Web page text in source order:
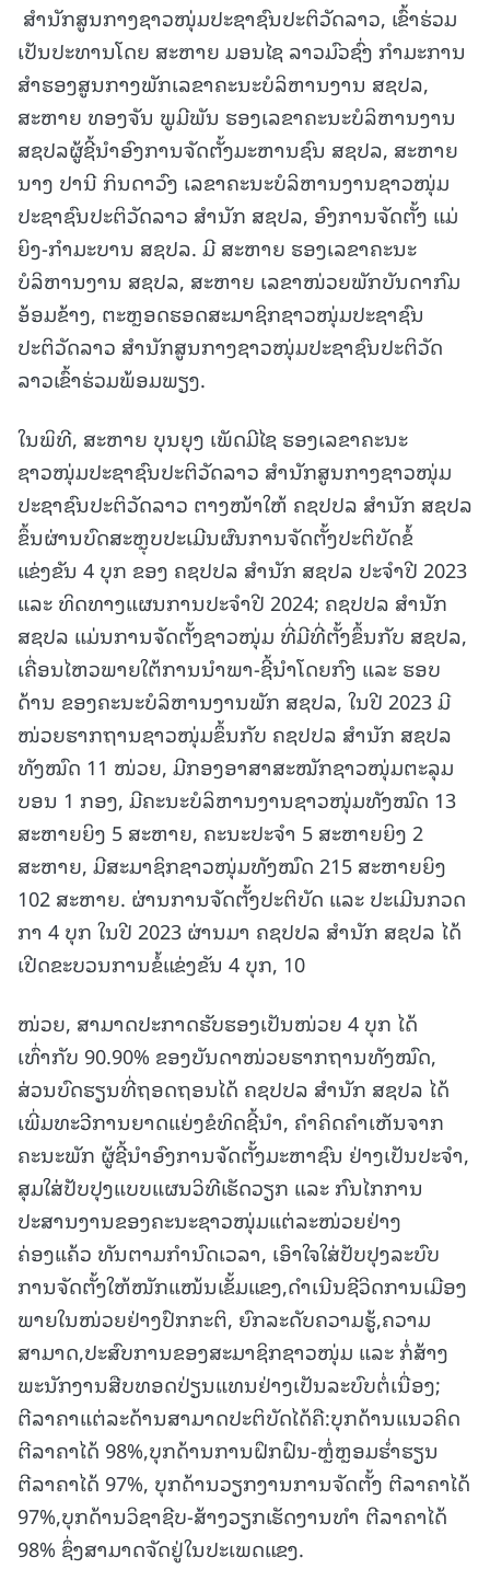
ສໍານັກສູນກາງຊາວໜຸ່ມປະຊາຊົນປະຕິວັດລາວ, ເຂົ້າຮ່ວມ
ເປັນປະທານໂດຍ ສະຫາຍ ມອນໄຊ ລາວມົວຊົ່ງ ກໍາມະການ
ສໍາຮອງສູນກາງພັກເລຂາຄະນະບໍລິຫານງານ ສຊປລ,
ສະຫາຍ ທອງຈັນ ພູມີພັນ ຮອງເລຂາຄະນະບໍລິຫານງານ
ສຊປລຜູ້ຊີ້ນໍາອົງການຈັດຕັ້ງມະຫານຊົນ ສຊປລ, ສະຫາຍ
ນາງ ປານີ ກິນດາວົງ ເລຂາຄະນະບໍລິຫານງານຊາວໜຸ່ມ
ປະຊາຊົນປະຕິວັດລາວ ສໍານັກ ສຊປລ, ອົງການຈັດຕັ້ງ ແມ່
ຍິງ-ກໍາມະບານ ສຊປລ. ມີ ສະຫາຍ ຮອງເລຂາຄະນະ
ບໍລິຫານງານ ສຊປລ, ສະຫາຍ ເລຂາໜ່ວຍພັກບັນດາກົມ
ອ້ອມຂ້າງ, ຕະຫຼອດຮອດສະມາຊິກຊາວໜຸ່ມປະຊາຊົນ
ປະຕິວັດລາວ ສໍານັກສູນກາງຊາວໜຸ່ມປະຊາຊົນປະຕິວັດ
ລາວເຂົ້າຮ່ວມພ້ອມພຽງ.
ໃນພິທີ, ສະຫາຍ ບຸນຍຸງ ເພັດມີໄຊ ຮອງເລຂາຄະນະ
ຊາວໜຸ່ມປະຊາຊົນປະຕິວັດລາວ ສໍານັກສູນກາງຊາວໜຸ່ມ
ປະຊາຊົນປະຕິວັດລາວ ຕາງໜ້າໃຫ້ ຄຊປປລ ສໍານັກ ສຊປລ
ຂຶ້ນຜ່ານບົດສະຫຼຸບປະເມີນຜົນການຈັດຕັ້ງປະຕິບັດຂໍ້
ແຂ່ງຂັນ 4 ບຸກ ຂອງ ຄຊປປລ ສໍານັກ ສຊປລ ປະຈໍາປີ 2023
ແລະ ທິດທາງແຜນການປະຈໍາປີ 2024; ຄຊປປລ ສໍານັກ
ສຊປລ ແມ່ນການຈັດຕັ້ງຊາວໜຸ່ມ ທີ່ມີທີ່ຕັ້ງຂຶ້ນກັບ ສຊປລ,
ເຄື່ອນໄຫວພາຍໃຕ້ການນໍາພາ-ຊີ້ນໍາໂດຍກົງ ແລະ ຮອບ
ດ້ານ ຂອງຄະນະບໍລິຫານງານພັກ ສຊປລ, ໃນປີ 2023 ມີ
ໜ່ວຍຮາກຖານຊາວໜຸ່ມຂຶ້ນກັບ ຄຊປປລ ສຳນັກ ສຊປລ
ທັງໝົດ 11 ໜ່ວຍ, ມີກອງອາສາສະໝັກຊາວໜຸ່ມຕະລຸມ
ບອນ 1 ກອງ, ມີຄະນະບໍລິຫານງານຊາວໜຸ່ມທັງໝົດ 13
ສະຫາຍຍິງ 5 ສະຫາຍ, ຄະນະປະຈໍາ 5 ສະຫາຍຍິງ 2
ສະຫາຍ, ມີສະມາຊິກຊາວໜຸ່ມທັງໝົດ 215 ສະຫາຍຍິງ
102 ສະຫາຍ. ຜ່ານການຈັດຕັ້ງປະຕິບັດ ແລະ ປະເມີນກວດ
ກາ 4 ບຸກ ໃນປີ 2023 ຜ່ານມາ ຄຊປປລ ສໍານັກ ສຊປລ ໄດ້
ເປີດຂະບວນການຂໍ້ແຂ່ງຂັນ 4 ບຸກ, 10
ໜ່ວຍ, ສາມາດປະກາດຮັບຮອງເປັນໜ່ວຍ 4 ບຸກ ໄດ້
ເທົ່າກັບ 90.90% ຂອງບັນດາໜ່ວຍຮາກຖານທັງໝົດ,
ສ່ວນບົດຮຽນທີ່ຖອດຖອນໄດ້ ຄຊປປລ ສໍານັກ ສຊປລ ໄດ້
ເພີ່ມທະວີການຍາດແຍ່ງຂໍທິດຊີ້ນໍາ, ຄໍາຄິດຄໍາເຫັນຈາກ
ຄະນະພັກ ຜູ້ຊີ້ນໍາອົງການຈັດຕັ້ງມະຫາຊົນ ຢ່າງເປັນປະຈໍາ,
ສຸມໃສ່ປັບປຸງແບບແຜນວິທີເຮັດວຽກ ແລະ ກົນໄກການ
ປະສານງານຂອງຄະນະຊາວໜຸ່ມແຕ່ລະໜ່ວຍຢ່າງ
ຄ່ອງແຄ້ວ ທັນຕາມກໍານົດເວລາ, ເອົາໃຈໃສ່ປັບປຸງລະບົບ
ການຈັດຕັ້ງໃຫ້ໜັກແໜ້ນເຂັ້ມແຂງ,ດໍາເນີນຊີວິດການເມືອງ
ພາຍໃນໜ່ວຍຢ່າງປົກກະຕິ, ຍົກລະດັບຄວາມຮູ້,ຄວາມ
ສາມາດ,ປະສົບການຂອງສະມາຊິກຊາວໜຸ່ມ ແລະ ກໍ່ສ້າງ
ພະນັກງານສືບທອດປ່ຽນແທນຢ່າງເປັນລະບົບຕໍ່ເນື່ອງ;
ຕີລາຄາແຕ່ລະດ້ານສາມາດປະຕິບັດໄດ້ຄື:ບຸກດ້ານແນວຄິດ
ຕີລາຄາໄດ້ 98%,ບຸກດ້ານການຝຶກຝົນ-ຫຼໍ່ຫຼອມຮໍ່າຮຽນ
ຕີລາຄາໄດ້ 97%, ບຸກດ້ານວຽກງານການຈັດຕັ້ງ ຕີລາຄາໄດ້
97%,ບຸກດ້ານວິຊາຊີບ-ສ້າງວຽກເຮັດງານທໍາ ຕີລາຄາໄດ້
98% ຊຶ່ງສາມາດຈັດຢູ່ໃນປະເພດແຂງ.